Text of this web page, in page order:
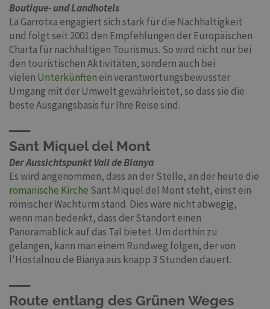
Boutique- und Landhotels
La Garrotxa engagiert sich stark für die Nachhaltigkeit
und folgt seit 2001 den Empfehlungen der Europäischen
Charta für nachhaltigen Tourismus. So wird nicht nur bei
den touristischen Aktivitäten, sondern auch bei
vielen Unterkünften ein verantwortungsbewusster
Umgang mit der Umwelt gewährleistet, so dass sie die
beste Ausgangsbasis für Ihre Reise sind.
Sant Miquel del Mont
Der Aussichtspunkt Vall de Bianya
Es wird angenommen, dass an der Stelle, an der heute die
romanische Kirche Sant Miquel del Mont steht, einst ein
römischer Wachturm stand. Dies wäre nicht abwegig,
wenn man bedenkt, dass der Standort einen
Panoramablick auf das Tal bietet. Um dorthin zu
gelangen, kann man einem Rundweg folgen, der von
l'Hostalnou de Bianya aus knapp 3 Stunden dauert.
Route entlang des Grünen Weges